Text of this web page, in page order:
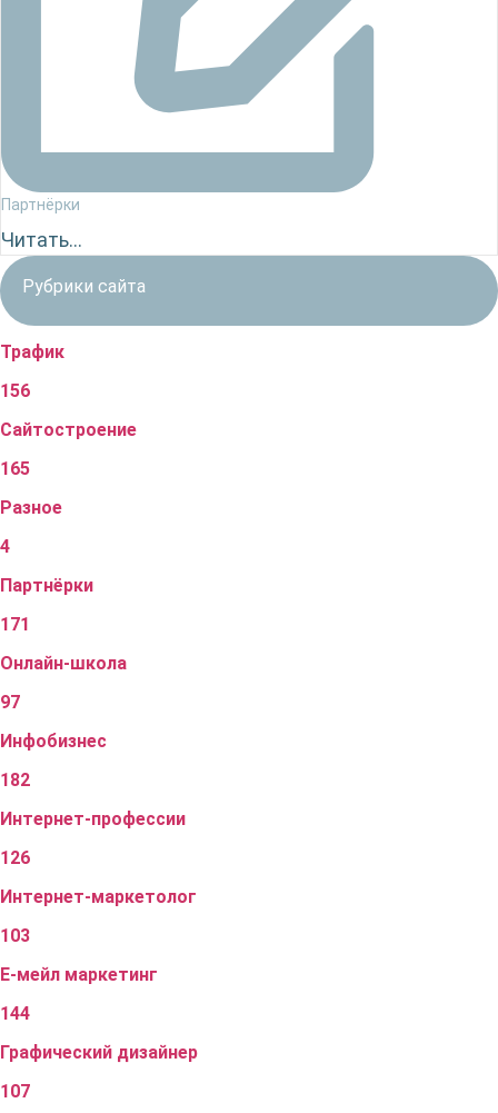
Партнёрки
Читать...
Рубрики сайта
Трафик
156
Сайтостроение
165
Разное
4
Партнёрки
171
Онлайн-школа
97
Инфобизнес
182
Интернет-профессии
126
Интернет-маркетолог
103
Е-мейл маркетинг
144
Графический дизайнер
107